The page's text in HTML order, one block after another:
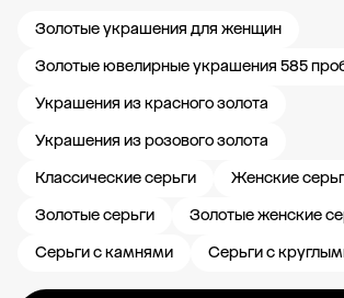
Золотые украшения для женщин
Золотые ювелирные украшения 585
Украшения из красного золота
Украшения из розового золота
Классические серьги
Женские
Золотые серьги
Золотые женские
Серьги с камнями
Серьги с